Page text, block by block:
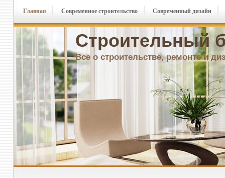
Строительный
Все о строительстве, ремонте и
Главная Современное строительство Современный дизайн